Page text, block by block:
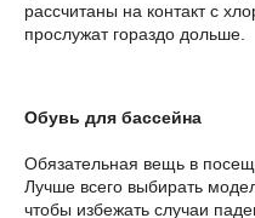
рассчитаны на контакт с
прослужат гораздо дольше.
Обувь для бассейна
Обязательная вещь в
Лучше всего выбирать
чтобы избежать случаи